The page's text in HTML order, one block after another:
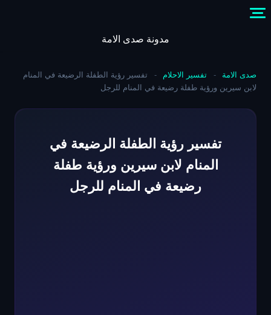
content
مدونة صدى الامة
صدى الامة - تفسير الاحلام -
تفسير رؤية الطفلة الرضيعة في المنام
لابن سيرين ورؤية طفلة رضيعة في المنام للرجل
تفسير رؤية الطفلة الرضيعة في
المنام لابن سيرين ورؤية طفلة
رضيعة في المنام للرجل